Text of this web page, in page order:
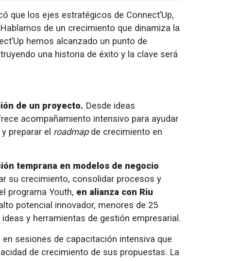
que los ejes estratégicos de Connect’Up,
de un crecimiento que dinamiza la
hemos alcanzado un punto de
una historia de éxito y la clave será
de un proyecto. Desde ideas
acompañamiento intensivo para ayudar
preparar el roadmapde crecimiento en
temprana en modelos de negocio
su crecimiento, consolidar procesos y
programa Youth, en alianza con Riu
potencial innovador, menores de 25
y herramientas de gestión empresarial.
sesiones de capacitación intensiva que
de crecimiento de sus propuestas. La